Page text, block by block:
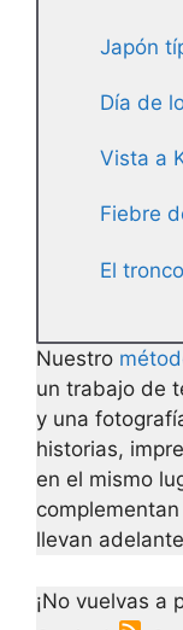
Japón
Día de
Vista a
Fiebre
El
Nuestro
un trabajo de
y una
historias,
en el mismo
llevan
¡No vuelvas a